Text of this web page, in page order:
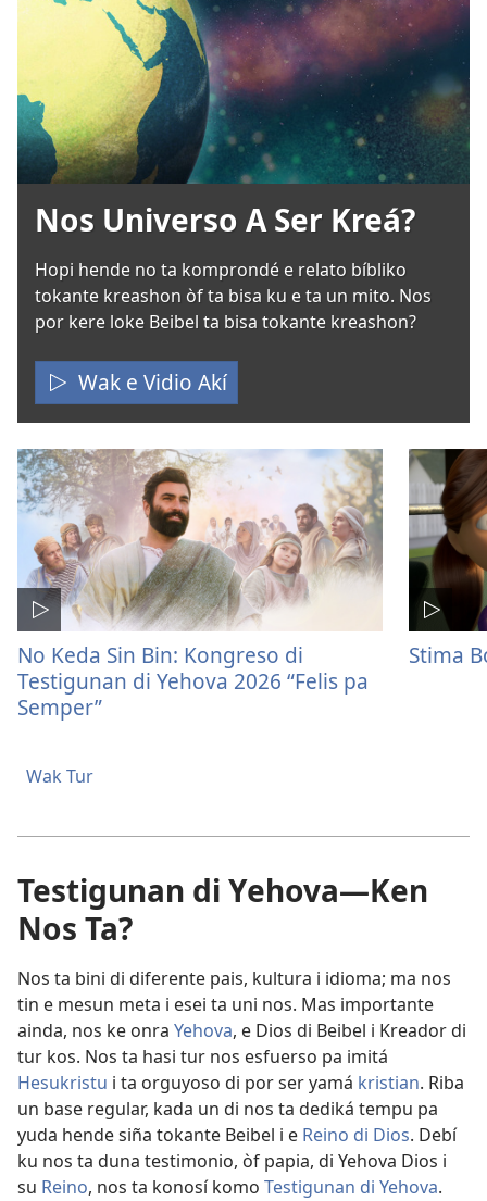
Nos Universo A Ser Kreá?
Hopi hende no ta komprondé e relato bíbliko
tokante kreashon òf ta bisa ku e ta un mito. Nos
por kere loke Beibel ta bisa tokante kreashon?
Wak e Vidio Akí
No Keda Sin Bin: Kongreso di
Testigunan di Yehova 2026 “Felis pa
Semper”
Stima
Wak Tur
Testigunan di Yehova—Ken
Nos Ta?
Nos ta bini di diferente pais, kultura i idioma; ma nos
tin e mesun meta i esei ta uni nos. Mas importante
ainda, nos ke onra Yehova, e Dios di Beibel i Kreador di
tur kos. Nos ta hasi tur nos esfuerso pa imitá
Hesukristu i ta orguyoso di por ser yamá kristian. Riba
un base regular, kada un di nos ta dediká tempu pa
yuda hende siña tokante Beibel i e Reino di Dios. Debí
ku nos ta duna testimonio, òf papia, di Yehova Dios i
su Reino, nos ta konosí komo Testigunan di Yehova.